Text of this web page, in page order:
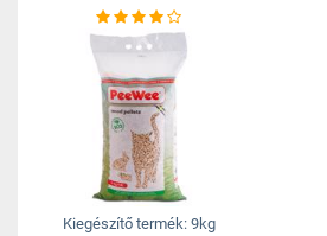
Kiegészítő termék: 9kg